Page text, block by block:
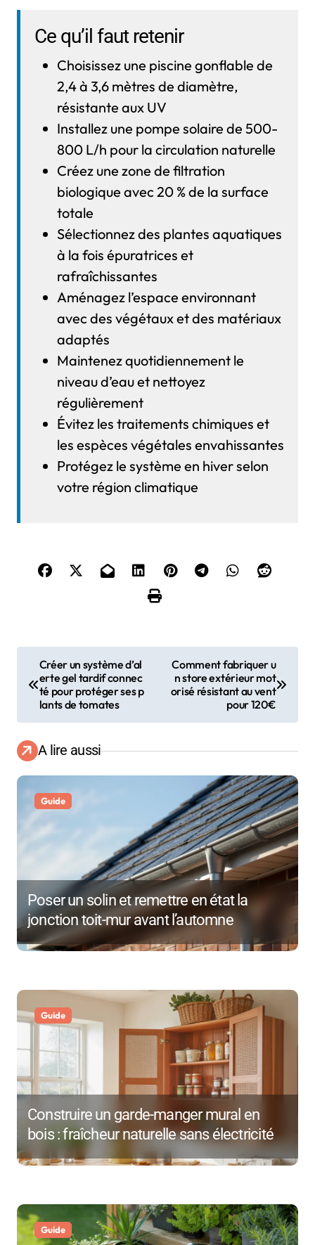
Ce qu’il faut retenir
Choisissez une piscine gonflable de
2,4 à 3,6 mètres de diamètre,
résistante aux UV
Installez une pompe solaire de 500-
800 L/h pour la circulation naturelle
Créez une zone de filtration
biologique avec 20 % de la surface
totale
Sélectionnez des plantes aquatiques
à la fois épuratrices et
rafraîchissantes
Aménagez l’espace environnant
avec des végétaux et des matériaux
adaptés
Maintenez quotidiennement le
niveau d’eau et nettoyez
régulièrement
Évitez les traitements chimiques et
les espèces végétales envahissantes
Protégez le système en hiver selon
votre région climatique
v
i
g
t
n
d
l
a
r
t
i
l
e
Créer un système d’al
erte gel tardif connec
té pour protéger ses p
lants de tomates
Comment fabriquer u
n store extérieur mot
orisé résistant au vent
pour 120€
A lire aussi
Guide
Poser un solin et remettre en état la
jonction toit-mur avant l’automne
Guide
Construire un garde-manger mural en
bois : fraîcheur naturelle sans électricité
Guide